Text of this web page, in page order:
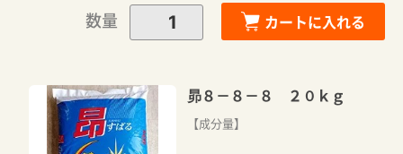
数量 カートに入れる
昴８－８－８ ２０ｋｇ
【成分量】